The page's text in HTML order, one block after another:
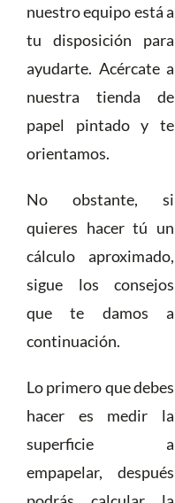
nuestro equipo está a
tu disposición para
ayudarte. Acércate a
nuestra tienda de
papel pintado y te
orientamos.
No obstante, si
quieres hacer tú un
cálculo aproximado,
sigue los consejos
que te damos a
continuación.
Lo primero que debes
hacer es medir la
superficie a
empapelar, después